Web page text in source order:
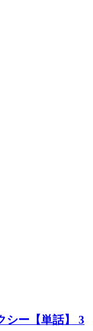
シー【単話】 3